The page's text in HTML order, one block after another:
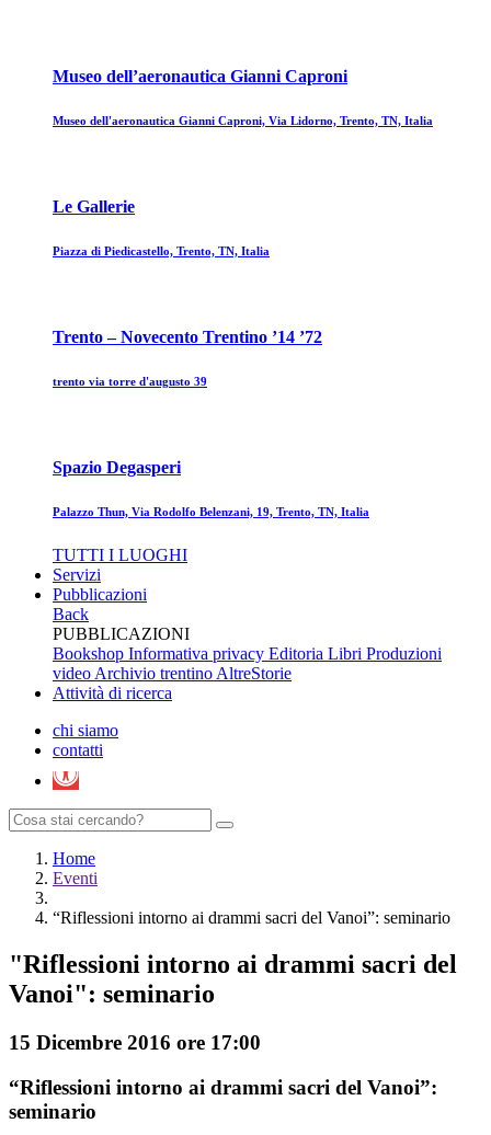
Museo dell’aeronautica Gianni Caproni
Museo dell'aeronautica Gianni Caproni, Via Lidorno, Trento, TN, Italia
Le Gallerie
Piazza di Piedicastello, Trento, TN, Italia
Trento – Novecento Trentino ’14 ’72
trento via torre d'augusto 39
Spazio Degasperi
Palazzo Thun, Via Rodolfo Belenzani, 19, Trento, TN, Italia
TUTTI I LUOGHI
Servizi
Pubblicazioni
Back
PUBBLICAZIONI
Bookshop Informativa privacy Editoria Libri Produzioni
videoArchivio trentinoAltreStorie
Attività di ricerca
chi siamo
contatti
Home
Eventi
“Riflessioni intorno ai drammi sacri del Vanoi”: seminario
"Riflessioni intorno ai drammi sacri del
Vanoi": seminario
15 Dicembre 2016 ore 17:00
“Riflessioni intorno ai drammi sacri del Vanoi”:
seminario